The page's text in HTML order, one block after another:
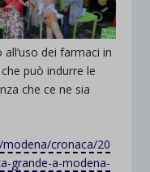
dei farmaci in
può indurre le
che ce ne sia
cronaca/20
grande-a-modena-